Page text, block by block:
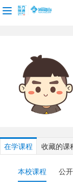
在学课程 收藏的课
本校课程 公